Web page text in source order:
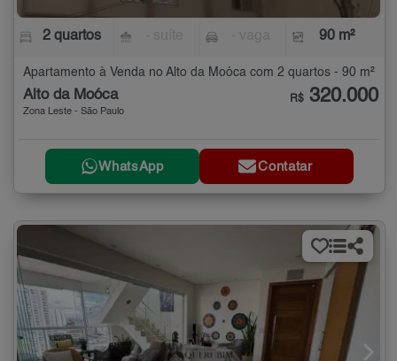
2 quartos 90 m²
Apartamento à Venda no Alto da Moóca com 2 quartos - 90 m²
Alto da Moóca
Zona Leste - São Paulo
R$ 320.000
WhatsApp Contatar